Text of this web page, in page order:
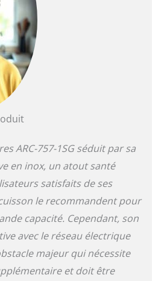
automatique à la fin
du cycle Idéal pour
les soupes, le
jambalaya, le chili et
bien plus encore
Accessoires inclus :
acier inoxydable
ARC-757-1SG séduit par sa
en inox, un atout santé
satisfaits de ses
le recommandent pour
capacité. Cependant, son
avec le réseau électrique
majeur qui nécessite
et doit être